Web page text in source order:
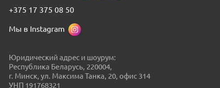
+375 17 375 08 50
Мы в Instagram
Юридический адрес и шоурум:
Республика Беларусь, 220004,
г. Минск, ул. Максима Танка, 20, офис 314
УНП 191768321